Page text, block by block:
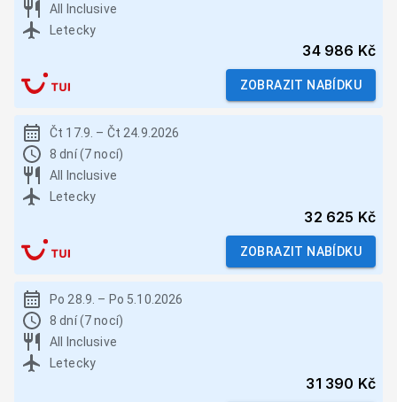
All Inclusive
Letecky
34 986 Kč
ZOBRAZIT NABÍDKU
Čt 17.9. – Čt 24.9.2026
8 dní (7 nocí)
All Inclusive
Letecky
32 625 Kč
ZOBRAZIT NABÍDKU
Po 28.9. – Po 5.10.2026
8 dní (7 nocí)
All Inclusive
Letecky
31 390 Kč